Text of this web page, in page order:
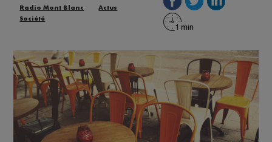
Radio Mont Blanc
Actus
Société